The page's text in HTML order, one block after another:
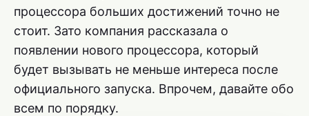
процессора больших достижений точно не
стоит. Зато компания рассказала о
появлении нового процессора, который
будет вызывать не меньше интереса после
официального запуска. Впрочем, давайте обо
всем по порядку.